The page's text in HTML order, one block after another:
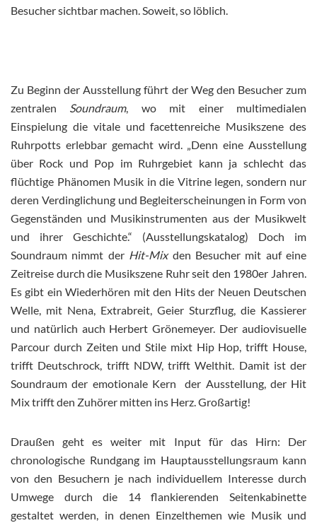
Besucher sichtbar machen. Soweit, so löblich.
Zu Beginn der Ausstellung führt der Weg den Besucher zum
zentralen Soundraum, wo mit einer multimedialen
Einspielung die vitale und facettenreiche Musikszene des
Ruhrpotts erlebbar gemacht wird. „Denn eine Ausstellung
über Rock und Pop im Ruhrgebiet kann ja schlecht das
flüchtige Phänomen Musik in die Vitrine legen, sondern nur
deren Verdinglichung und Begleiterscheinungen in Form von
Gegenständen und Musikinstrumenten aus der Musikwelt
und ihrer Geschichte.“ (Ausstellungskatalog) Doch im
Soundraum nimmt der Hit-Mixden Besucher mit auf eine
Zeitreise durch die Musikszene Ruhr seit den 1980er Jahren.
Es gibt ein Wiederhören mit den Hits der Neuen Deutschen
Welle, mit Nena, Extrabreit, Geier Sturzflug, die Kassierer
und natürlich auch Herbert Grönemeyer. Der audiovisuelle
Parcour durch Zeiten und Stile mixt Hip Hop, trifft House,
trifft Deutschrock, trifft NDW, trifft Welthit. Damit ist der
Soundraum der emotionale Kern der Ausstellung, der Hit
Mix trifft den Zuhörer mitten ins Herz. Großartig!
Draußen geht es weiter mit Input für das Hirn: Der
chronologische Rundgang im Hauptausstellungsraum kann
von den Besuchern je nach individuellem Interesse durch
Umwege durch die 14 flankierenden Seitenkabinette
gestaltet werden, in denen Einzelthemen wie Musik und